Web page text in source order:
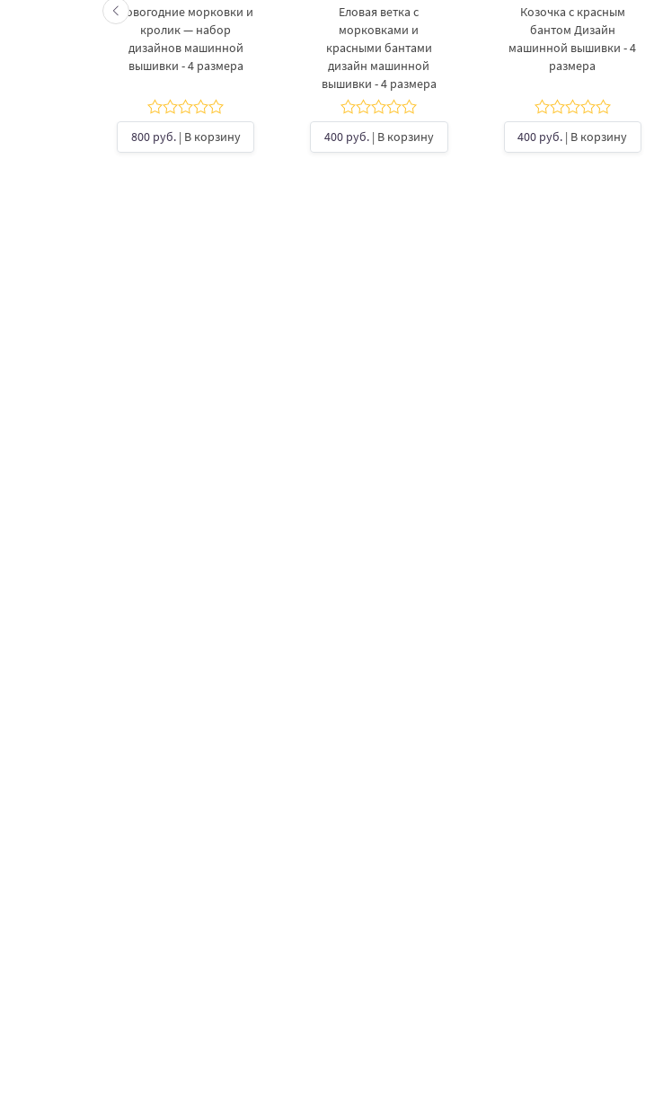
Новогодние морковки и
кролик — набор
дизайнов машинной
вышивки - 4 размера
800 руб.| В корзину
Еловая ветка с
морковками и
красными бантами
дизайн машинной
вышивки - 4 размера
400 руб.| В корзину
Козочка с красным
бантом Дизайн
машинной вышивки - 4
размера
400 руб. | В корзину